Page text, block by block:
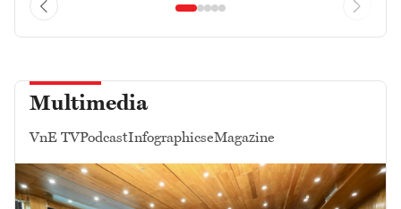
Multimedia
VnE TVPodcastInfographicseMagazine